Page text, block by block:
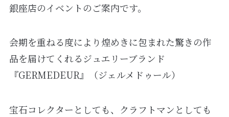
銀座店のイベントのご案内です。
会期を重ねる度により煌めきに包まれた驚きの作
品を届けてくれるジュエリーブランド
『GERMEDEUR』（ジェルメドゥール）
宝石コレクターとしても、クラフトマンとしても